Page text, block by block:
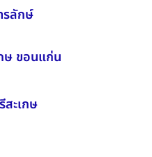
รลักษ์
ษ ขอนแก่น
ะเกษ